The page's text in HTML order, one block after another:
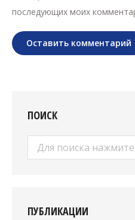
последующих моих
Оставить комментарий
ПОИСК
Поиск:
ПУБЛИКАЦИИ